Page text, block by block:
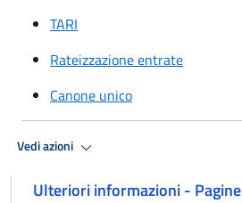
TARI
Rateizzazione entrate
Canone unico
Vedi azioni
Ulteriori informazioni - Pagine